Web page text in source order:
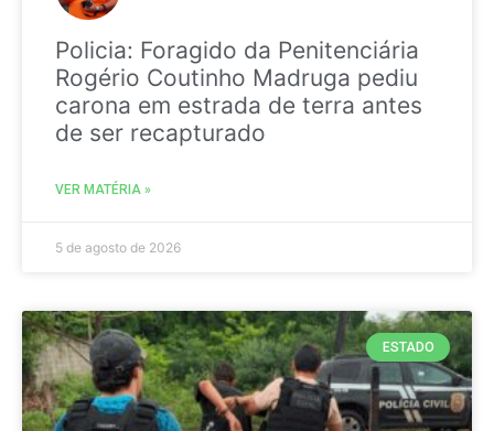
Policia: Foragido da Penitenciária
Rogério Coutinho Madruga pediu
carona em estrada de terra antes
de ser recapturado
VER MATÉRIA »
5 de agosto de 2026
ESTADO